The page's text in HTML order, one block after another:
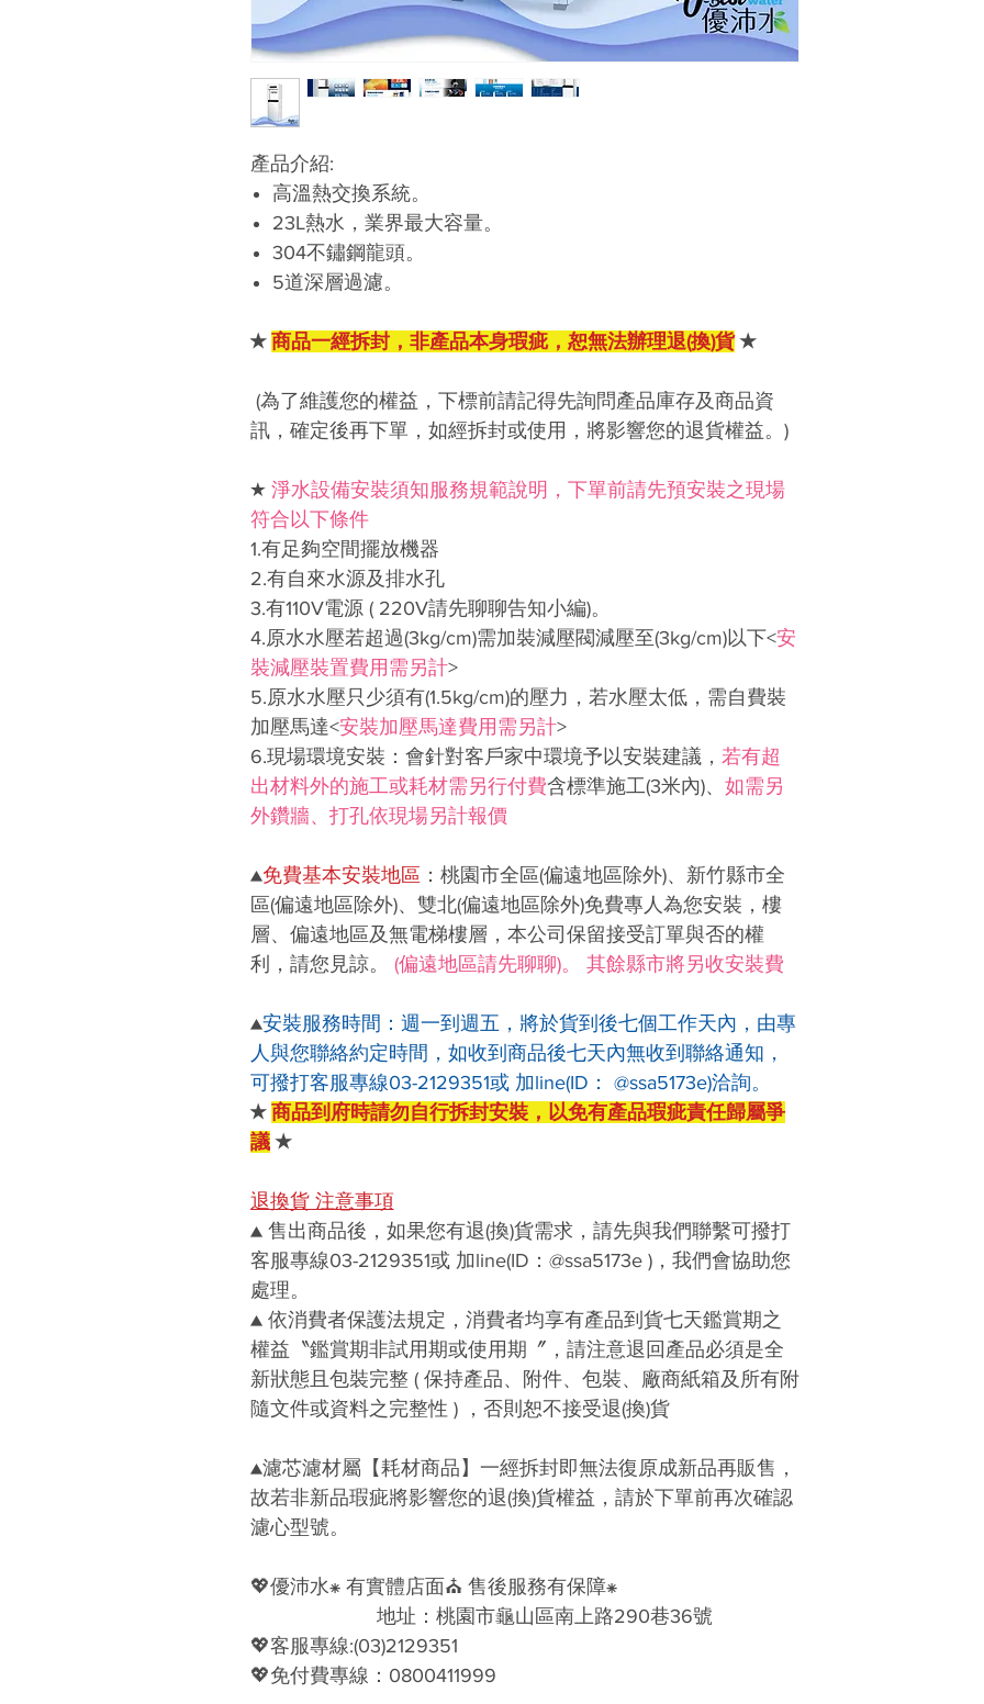
產品介紹:
高溫熱交換系統。
23L熱水，業界最大容量。
304不鏽鋼龍頭。
5道深層過濾。
★ 商品一經拆封，非產品本身瑕疵，恕無法辦理退(換)貨★
(為了維護您的權益，下標前請記得先詢問產品庫存及商品資
訊，確定後再下單，如經拆封或使用，將影響您的退貨權益。)
★淨水設備安裝須知服務規範說明，下單前請先預安裝之現場
符合以下條件
1.有足夠空間擺放機器
2.有自來水源及排水孔
3.有110V電源 ( 220V請先聊聊告知小編)。
4.原水水壓若超過(3kg/cm)需加裝減壓閥減壓至(3kg/cm)以下<安
裝減壓裝置費用需另計>
5.原水水壓只少須有(1.5kg/cm)的壓力，若水壓太低，需自費裝
加壓馬達<安裝加壓馬達費用需另計>
6.現場環境安裝：會針對客戶家中環境予以安裝建議， 若有超
出材料外的施工或耗材需另行付費含標準施工(3米內)、 如需另
外鑽牆、打孔依現場另計報價
▲免費基本安裝地區 ：桃園市全區(偏遠地區除外)、新竹縣市全
區(偏遠地區除外)、雙北(偏遠地區除外)免費專人為您安裝，樓
層、偏遠地區及無電梯樓層，本公司保留接受訂單與否的權
利，請您見諒。
(偏遠地區請先聊聊)。 其餘縣市將另收安裝費
▲安裝服務時間：週一到週五，將於貨到後七個工作天內，由專
人與您聯絡約定時間，如收到商品後七天內無收到聯絡通知，
可撥打客服專線03-2129351或 加line(ID： @ssa5173e)洽詢。
★ 商品到府時請勿自行拆封安裝，以免有產品瑕疵責任歸屬爭
議★
退換貨 注意事項
▲ 售出商品後，如果您有退(換)貨需求，請先與我們聯繫可撥打
客服專線03-2129351或 加line(ID：@ssa5173e )，我們會協助您
處理。
▲ 依消費者保護法規定，消費者均享有產品到貨七天鑑賞期之
權益〝鑑賞期非試用期或使用期〞，請注意退回產品必須是全
新狀態且包裝完整 ( 保持產品、附件、包裝、廠商紙箱及所有附
隨文件或資料之完整性 ) ，否則恕不接受退(換)貨
▲濾芯濾材屬【耗材商品】一經拆封即無法復原成新品再販售，
故若非新品瑕疵將影響您的退(換)貨權益，請於下單前再次確認
濾心型號。
💖優沛水⁕ 有實體店面⛪ 售後服務有保障⁕
地址：桃園市龜山區南上路290巷36號
💖客服專線:(03)2129351
💖免付費專線：0800411999